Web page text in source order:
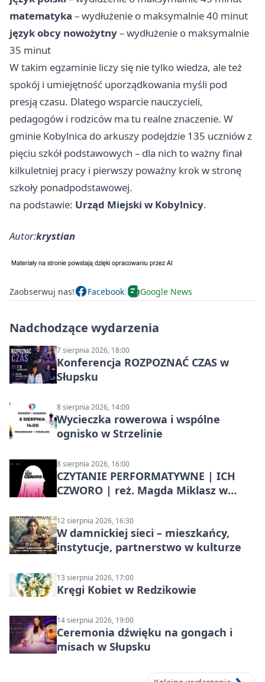
matematyka – wydłużenie o maksymalnie 40 minut
język obcy nowożytny– wydłużenie o maksymalnie
35 minut
W takim egzaminie liczy się nie tylko wiedza, ale też
spokój i umiejętność uporządkowania myśli pod
presją czasu. Dlatego wsparcie nauczycieli,
pedagogów i rodziców ma tu realne znaczenie. W
gminie Kobylnica do arkuszy podejdzie 135 uczniów z
pięciu szkół podstawowych – dla nich to ważny finał
kilkuletniej pracy i pierwszy poważny krok w stronę
szkoły ponadpodstawowej.
na podstawie: Urząd Miejski w Kobylnicy.
Autor:krystian
Zaobserwuj nas! Facebook Google News
Nadchodzące wydarzenia
7 sierpnia 2026, 18:00
Konferencja ROZPOZNAĆ CZAS w
Słupsku
8 sierpnia 2026, 14:00
Wycieczka rowerowa i wspólne
ognisko w Strzelinie
8 sierpnia 2026, 16:00
CZYTANIE PERFORMATYWNE | ICH
CZWORO | reż. Magda Miklasz w
12 sierpnia 2026, 16:30
W damnickiej sieci – mieszkańcy,
instytucje, partnerstwo w kulturze
13 sierpnia 2026, 17:00
Kręgi Kobiet w Redzikowie
14 sierpnia 2026, 19:00
Ceremonia dźwięku na gongach i
misach w Słupsku